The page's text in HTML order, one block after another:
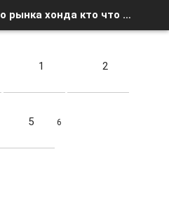
По поводу нынешнего рынка хонда кто что думает - Страница 6 - Список форумов
1 2
5 6